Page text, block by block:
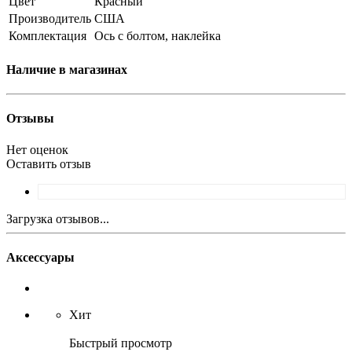
Производитель США
Комплектация Ось с болтом, наклейка
Наличие в магазинах
Отзывы
Нет оценок
Оставить отзыв
Загрузка отзывов...
Аксессуары
Хит
Быстрый просмотр